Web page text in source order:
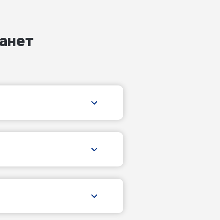
18-й Артиллерийский пер
2-й Квартальный проезд